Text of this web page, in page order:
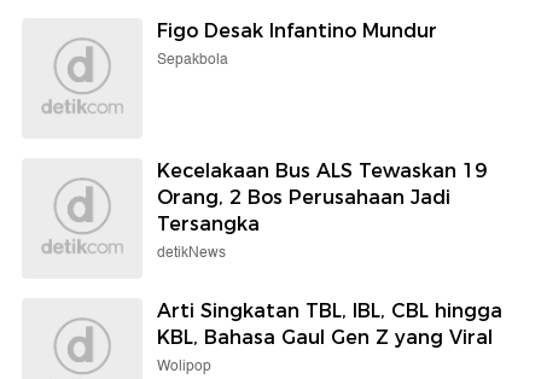
Figo Desak Infantino Mundur
Sepakbola
Kecelakaan Bus ALS Tewaskan 19
Orang, 2 Bos Perusahaan Jadi
Tersangka
detikNews
Arti Singkatan TBL, IBL, CBL hingga
KBL, Bahasa Gaul Gen Z yang Viral
Wolipop